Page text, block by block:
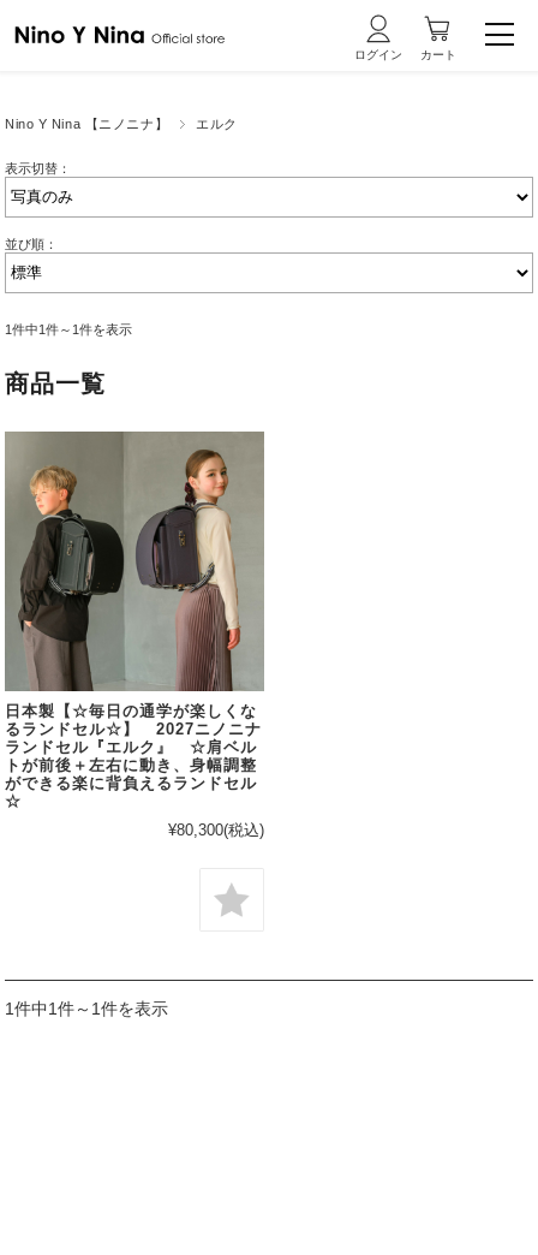
Nino Y Nina 【ニノニナ】 エルク
表示切替：
並び順：
1件中1件～1件を表示
商品一覧
日本製【☆毎日の通学が楽しくな
るランドセル☆】 2027ニノニナ
ランドセル『エルク』 ☆肩ベル
トが前後＋左右に動き、身幅調整
ができる楽に背負えるランドセル
☆
¥80,300(税込)
1件中1件～1件を表示